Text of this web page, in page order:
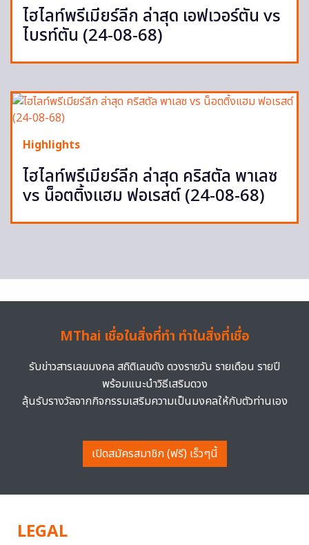
ไฮไลท์พรีเมียร์ลีก ล่าสุด เอฟเวอร์ตัน vs
ไบรท์ตัน (24-08-68)
Highlights
ไฮไลท์พรีเมียร์ลีก ล่าสุด คริสตัล พาเลซ
vs น็อตติ้งแฮม ฟอเรสต์ (24-08-68)
MThai เชื่อในสิ่งที่ทำ ทำในสิ่งที่เชื่อ
รับข่าวสารเลขมงคล สถิติเลขดัง ดวงรายวัน รายเดือน รายปี
พร้อมแนะนำวิธีเสริมดวง
ลุ้นรับรางวัลจากกิจกรรมเสริมความเป็นมงคลให้กับตัวท่านเอง
เปิดสมัครสมาชิก (ฟรี) เร็วๆนี้
LEGAL